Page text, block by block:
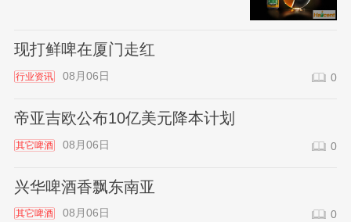
现打鲜啤在厦门走红
行业资讯 08月06日 0
帝亚吉欧公布10亿美元降本计划
其它啤酒 08月06日 0
兴华啤酒香飘东南亚
其它啤酒 08月06日 0